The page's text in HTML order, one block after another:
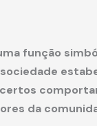
função
da